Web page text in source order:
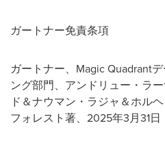
ガートナー免責条項
ガートナー、Magic Quadrant
ング部門、アンドリュー・ラ
ド＆ナウマン・ラジャ＆ホル
フォレスト著、2025年3月31日